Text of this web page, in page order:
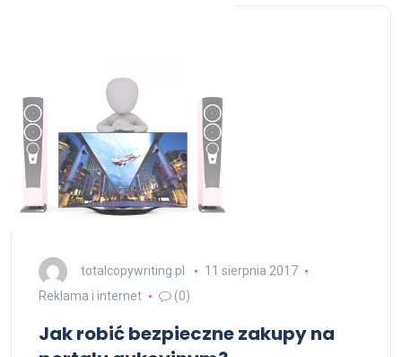
totalcopywriting.pl
11 sierpnia 2017
Reklama i internet
(0)
Jak robić bezpieczne zakupy na